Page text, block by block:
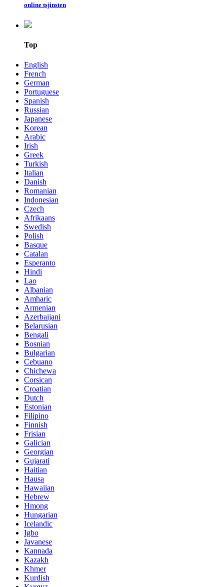
online tsjinsten
Top
English
French
German
Portuguese
Spanish
Russian
Japanese
Korean
Arabic
Irish
Greek
Turkish
Italian
Danish
Romanian
Indonesian
Czech
Afrikaans
Swedish
Polish
Basque
Catalan
Esperanto
Hindi
Lao
Albanian
Amharic
Armenian
Azerbaijani
Belarusian
Bengali
Bosnian
Bulgarian
Cebuano
Chichewa
Corsican
Croatian
Dutch
Estonian
Filipino
Finnish
Frisian
Galician
Georgian
Gujarati
Haitian
Hausa
Hawaiian
Hebrew
Hmong
Hungarian
Icelandic
Igbo
Javanese
Kannada
Kazakh
Khmer
Kurdish